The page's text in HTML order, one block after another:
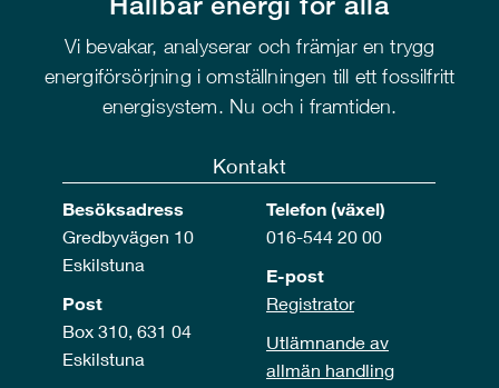
Vi bevakar, analyserar och främjar en trygg
energiförsörjning i omställningen till ett fossilfritt
energisystem. Nu och i framtiden.
Kontakt
Besöksadress
Gredbyvägen 10
Eskilstuna
Post
Box 310, 631 04
Eskilstuna
Telefon (växel)
016-544 20 00
E-post
Registrator
Utlämnande av
allmän handling